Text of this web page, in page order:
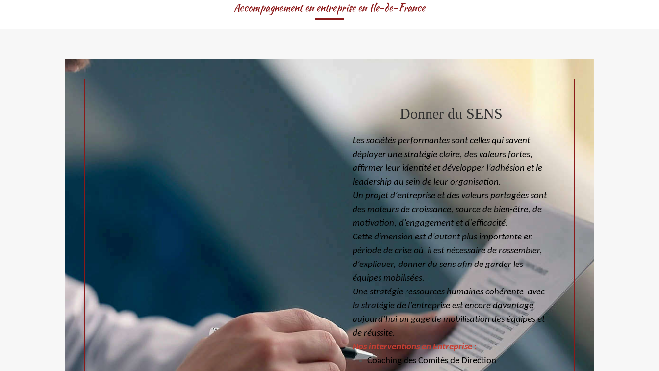
Accompagnement en entreprise en Ile-de-France
Donner du SENS
Les sociétés performantes sont celles qui savent
déployer une stratégie claire, des valeurs fortes,
affirmer leur identité et développer l’adhésion et le
leadership au sein de leur organisation.
Un projet d’entreprise et des valeurs partagées sont
des moteurs de croissance, source de bien-être, de
motivation, d’engagement et d'efficacité.
Cette dimension est d’autant plus importante en
période de crise où il est nécessaire de rassembler,
d’expliquer, donner du sens afin de garder les
équipes mobilisées.
Une stratégie ressources humaines cohérente avec
la stratégie de l’entreprise est encore davantage
aujourd’hui un gage de mobilisation des équipes et
de réussite.
Nos interventions en Entreprise:
Coaching des Comités de Direction